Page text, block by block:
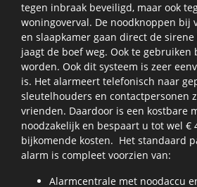
tegen inbraak beveiligd, maar ook
woningoverval. De noodknoppen bij
en slaapkamer gaan direct de
jaagt de boef weg. Ook te gebruiken
worden. Ook dit systeem is zeer
is. Het alarmeert telefonisch naar
sleutelhouders en contactpersonen
vrienden. Daardoor is een kostbare
noodzakelijk en bespaart u tot wel €
bijkomende kosten. Het standaard
alarm is compleet voorzien van:
Alarmcentrale met noodaccu